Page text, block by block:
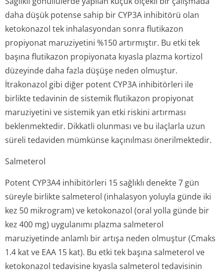
daha düşük potense sahip bir CYP3A inhibitörü olan
ketokonazol tek inhalasyondan sonra flutikazon
propiyonat maruziyetini %150 artırmıştır. Bu etki tek
başına flutikazon propiyonata kıyasla plazma kortizol
düzeyinde daha fazla düşüşe neden olmuştur.
İtrakonazol gibi diğer potent CYP3A inhibitörleri ile
birlikte tedavinin de sistemik flutikazon propiyonat
maruziyetini ve sistemik yan etki riskini artırması
beklenmektedir. Dikkatli olunması ve bu ilaçlarla uzun
süreli tedaviden mümkünse kaçınılması önerilmektedir.
Salmeterol
Potent CYP3A4 inhibitörleri 15 sağlıklı denekte 7 gün
süreyle birlikte salmeterol (inhalasyon yoluyla günde iki
kez 50 mikrogram) ve ketokonazol (oral yolla günde bir
kez 400 mg) uygulanımı plazma salmeterol
maruziyetinde anlamlı bir artışa neden olmuştur (Cmaks
1.4 kat ve EAA 15 kat). Bu etki tek başına salmeterol ve
ketokonazol tedavisine kıyasla salmeterol tedavisinin